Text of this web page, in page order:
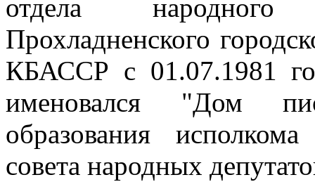
отдела народного
Прохладненского
КБАССР с 01.07.1981
именовался "Дом
образования
совета народных